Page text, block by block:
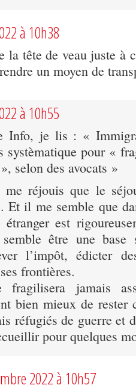
à 10h38
la tête de veau juste à
un moyen de
à 10h55
Info, je lis : «
systèmatique pour «
selon des avocats »
me réjouis que le
Et il me semble que
est
être une base
l’impôt, édicter
frontières.
fragilisera jamais
bien mieux de rester
réfugiés de guerre et
pour quelques
2022 à 10h57